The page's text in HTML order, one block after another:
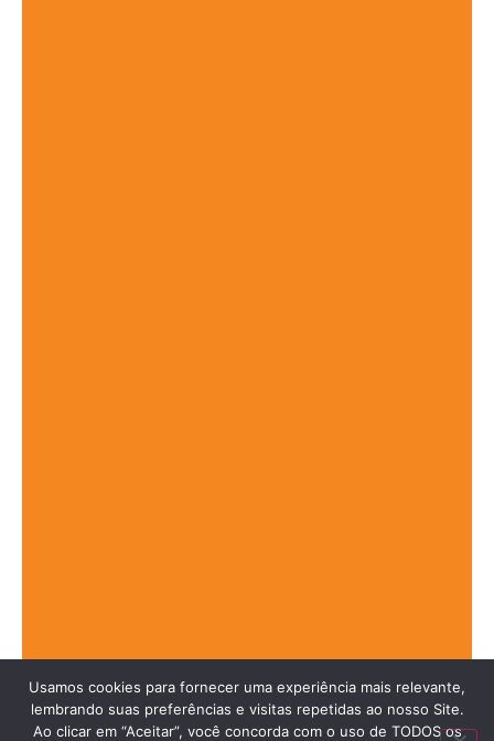
Usamos cookies para fornecer uma experiência mais relevante,
lembrando suas preferências e visitas repetidas ao nosso Site.
Ao clicar em “Aceitar”, você concorda com o uso de TODOS os